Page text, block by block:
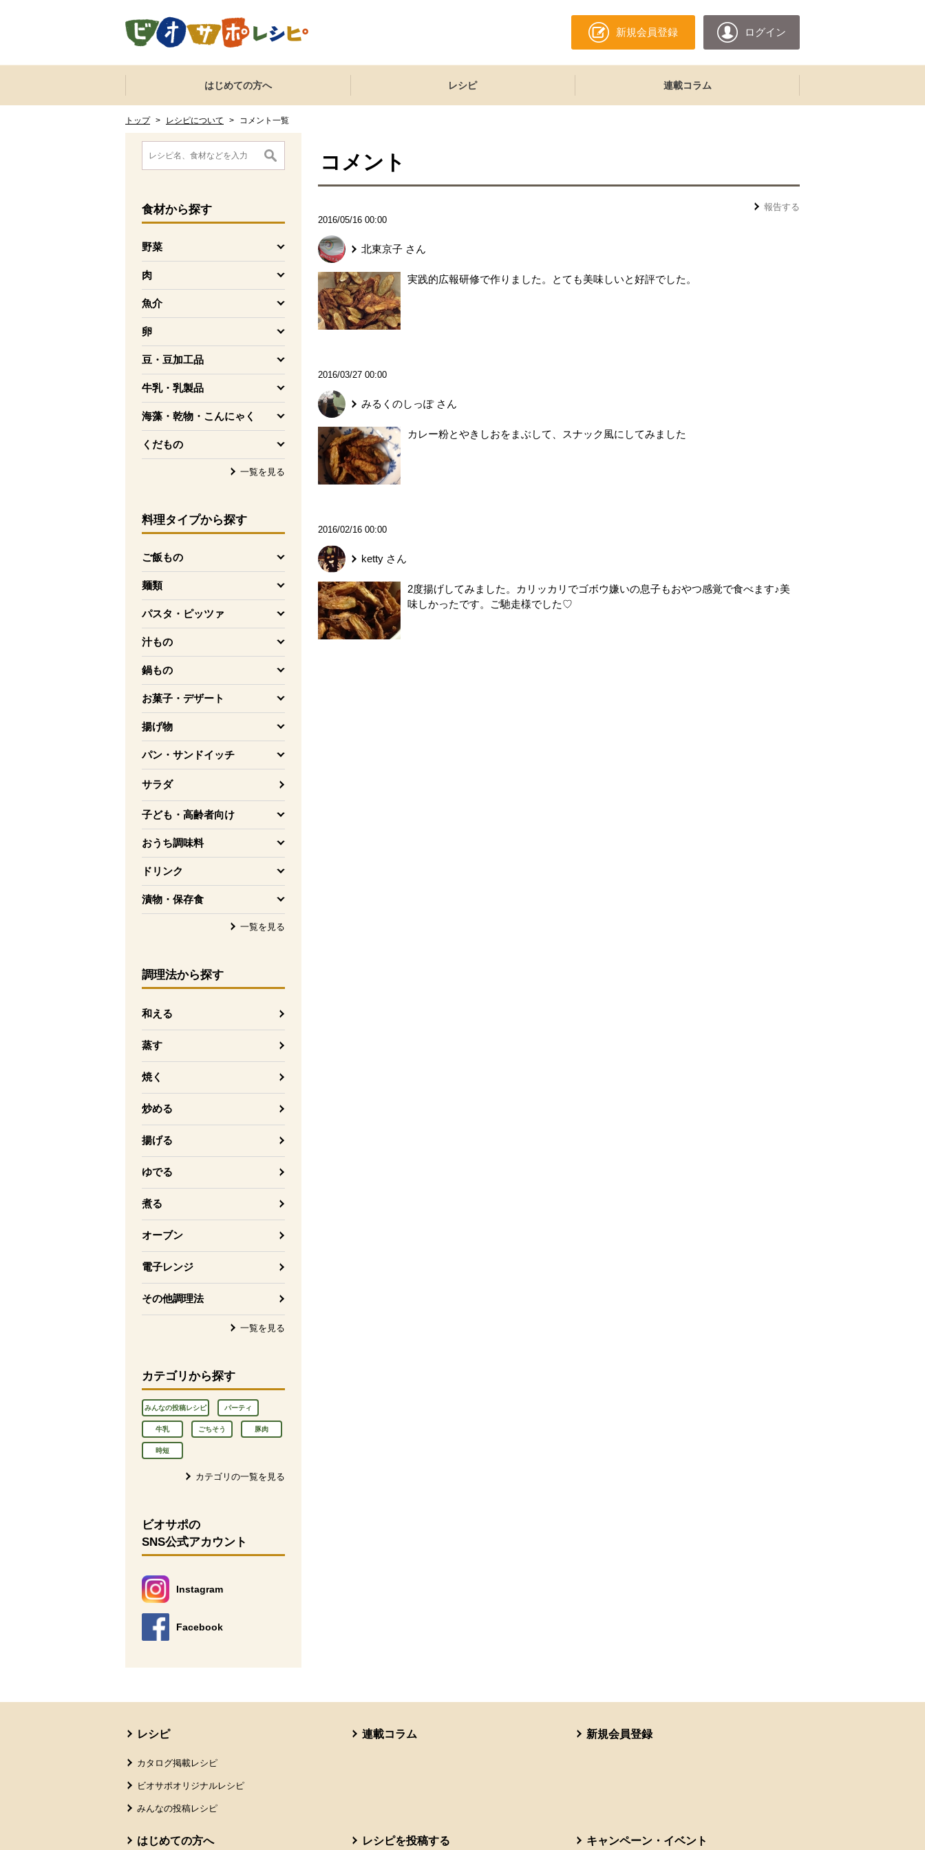
新規会員登録 ログイン
ここからサイト内共通メニューです。
サイト内共通メニューをスキップする
はじめての方へ レシピ 連載コラム
トップ > レシピについて > コメント一覧
ここから消費材検索メニューです。
食材から探す
野菜
を開く
肉
を開く
魚介
を開く
卵
を開く
豆・豆加工品
を開く
牛乳・乳製品
を開く
海藻・乾物・こんにゃく
を開く
くだもの
を開く
一覧を見る
料理タイプから探す
ご飯もの
を開く
麺類
を開く
パスタ・ピッツァ
を開く
汁もの
を開く
鍋もの
を開く
お菓子・デザート
を開く
揚げ物
を開く
パン・サンドイッチ
を開く
サラダ
子ども・高齢者向け
を開く
おうち調味料
を開く
ドリンク
を開く
漬物・保存食
を開く
一覧を見る
調理法から探す
和える
蒸す
焼く
炒める
揚げる
ゆでる
煮る
オーブン
電子レンジ
その他調理法
一覧を見る
カテゴリから探す
みんなの投稿レシピ パーティ
牛乳 ごちそう 豚肉
時短
カテゴリの一覧を見る
消費材検索メニューここまで。
ここから本文です。
ビオサポの
SNS公式アカウント
Instagram
別のウィンドウで開きます。
Facebook
別のウィンドウで開きます。
コメント
報告する
2016/05/16 00:00
北東京子 さん
実践的広報研修で作りました。とても美味しいと好評でした。
2016/03/27 00:00
みるくのしっぽさん
カレー粉とやきしおをまぶして、スナック風にしてみました
2016/02/16 00:00
ketty さん
2度揚げしてみました。カリッカリでゴボウ嫌いの息子もおやつ感覚で食べます♪美
味しかったです。ご馳走様でした♡
レシピ
カタログ掲載レシピ
ビオサポオリジナルレシピ
みんなの投稿レシピ
連載コラム 新規会員登録
はじめての方へ レシピを投稿する キャンペーン・イベント